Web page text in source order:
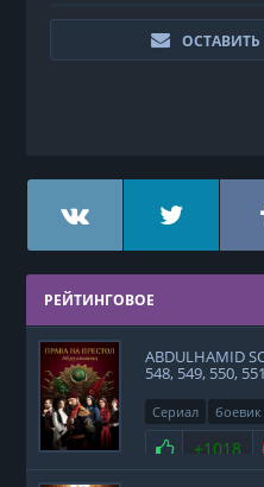
РЕЙТИНГОВОЕ
ABDULHAMID
548, 549, 550,
Сериал боевик
Нравится
+1018